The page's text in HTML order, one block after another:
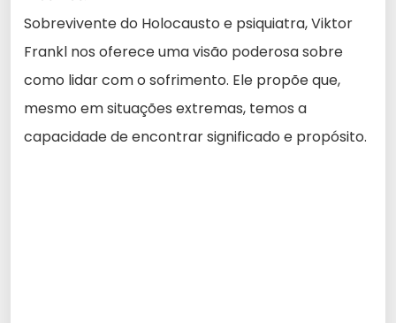
Sobrevivente do Holocausto e psiquiatra, Viktor
Frankl nos oferece uma visão poderosa sobre
como lidar com o sofrimento. Ele propõe que,
mesmo em situações extremas, temos a
capacidade de encontrar significado e propósito.